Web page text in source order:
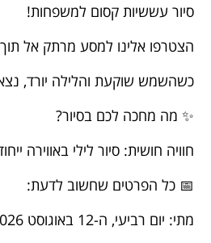
סיור עששיות קסום למשפחות!
הצטרפו אלינו למסע מרתק אל
כשהשמש שוקעת והלילה יורד,
✨ מה מחכה לכם בסיור?
חוויה חושית: סיור לילי באווירה
📅 כל הפרטים שחשוב לדעת:
מתי: יום רביעי, ה-12 באוגוסט 2026